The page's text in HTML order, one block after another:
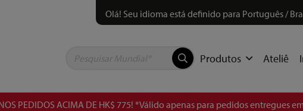
Olá! Seu idioma está definido para Português /
Produtos Ateliê
NOS PEDIDOS ACIMA DE HK$ 775! *Válido apenas para pedidos entregues